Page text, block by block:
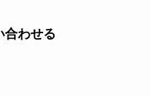
合わせる